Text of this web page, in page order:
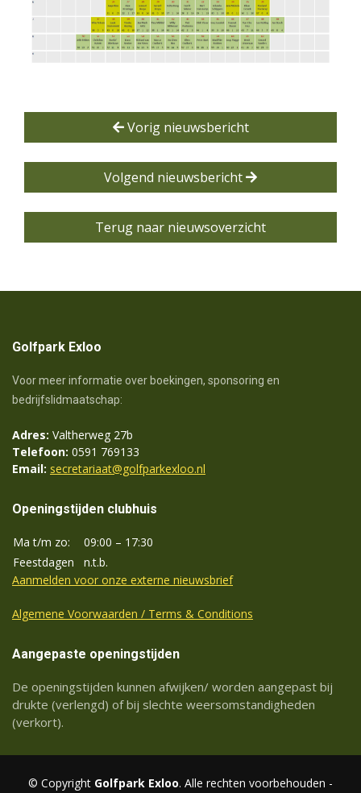
Vorig nieuwsbericht
Volgend nieuwsbericht
Terug naar nieuwsoverzicht
Golfpark Exloo
Voor meer informatie over boekingen, sponsoring en
bedrijfslidmaatschap:
Adres: Valtherweg 27b
Telefoon: 0591 769133
Email: secretariaat@golfparkexloo.nl
Openingstijden clubhuis
Ma t/m zo:
09:00 – 17:30
Feestdagen
n.t.b.
Aanmelden voor onze externe nieuwsbrief
Algemene Voorwaarden / Terms & Conditions
Aangepaste openingstijden
De openingstijden kunnen afwijken/ worden aangepast bij
drukte (verlengd) of bij slechte weersomstandigheden
(verkort).
© Copyright Golfpark Exloo. Alle rechten voorbehouden -